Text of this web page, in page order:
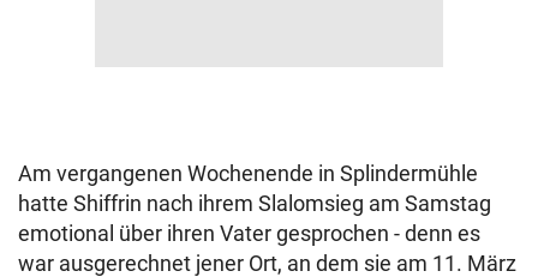
Am vergangenen Wochenende in Splindermühle
hatte Shiffrin nach ihrem Slalomsieg am Samstag
emotional über ihren Vater gesprochen - denn es
war ausgerechnet jener Ort, an dem sie am 11. März